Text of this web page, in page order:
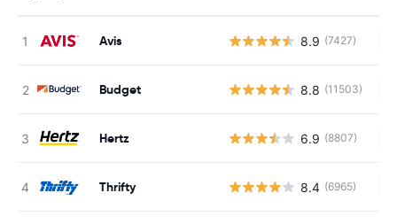
Avis 8.9 (7427)
Budget 8.8 (11503)
Hertz 6.9 (8807)
Thrifty 8.4 (6965)